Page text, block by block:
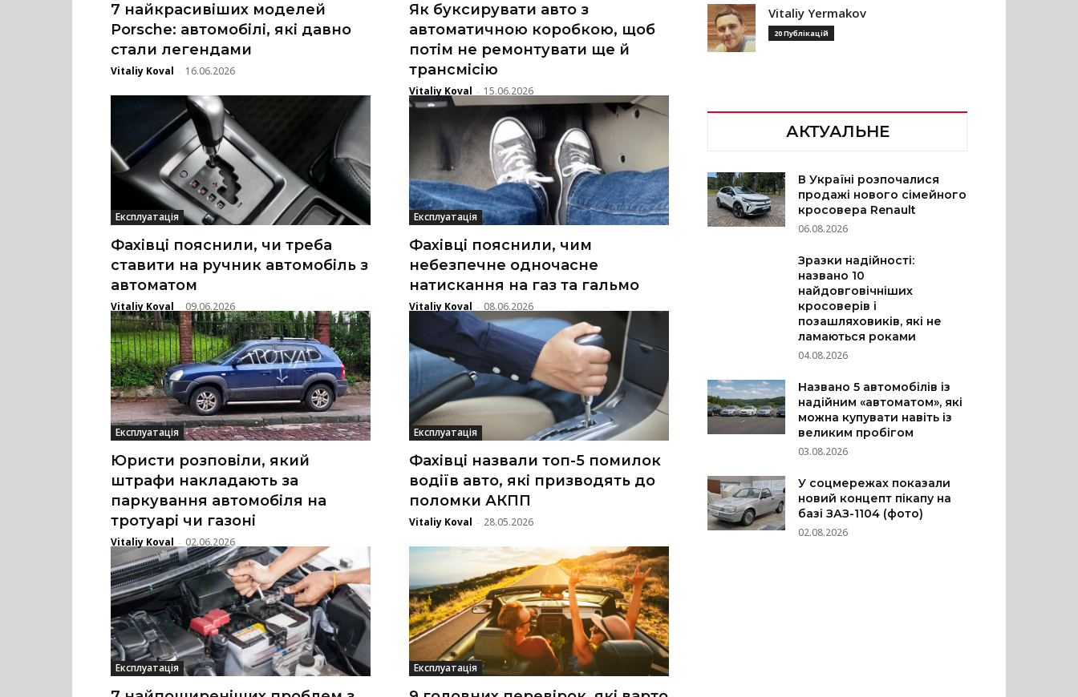
7 найкрасивіших моделей
Porsche: автомобілі, які давно
стали легендами
Vitaliy Koval - 16.06.2026
Як буксирувати авто з
автоматичною коробкою, щоб
потім не ремонтувати ще й
трансмісію
Vitaliy Koval - 15.06.2026
Експлуатація
Фахівці пояснили, чи треба
ставити на ручник автомобіль з
автоматом
Vitaliy Koval - 09.06.2026
Експлуатація
Фахівці пояснили, чим
небезпечне одночасне
натискання на газ та гальмо
Vitaliy Koval - 08.06.2026
Експлуатація
Юристи розповіли, який
штрафи накладають за
паркування автомобіля на
тротуарі чи газоні
Vitaliy Koval - 02.06.2026
Експлуатація
Фахівці назвали топ-5 помилок
водіїв авто, які призводять до
поломки АКПП
Vitaliy Koval - 28.05.2026
Експлуатація Експлуатація
Vitaliy Yermakov
20 Публікацій
АКТУАЛЬНЕ
В Україні розпочалися
продажі нового сімейного
кросовера Renault
06.08.2026
Зразки надійності:
названо 10
найдовговічніших
кросоверів і
позашляховиків, які не
ламаються роками
04.08.2026
Названо 5 автомобілів із
надійним «автоматом», які
можна купувати навіть із
великим пробігом
03.08.2026
У соцмережах показали
новий концепт пікапу на
базі ЗАЗ-1104 (фото)
02.08.2026